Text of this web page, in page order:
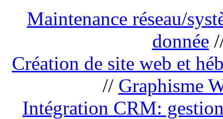
Maintenance réseau/
donnée
Création de site web et
// Graphisme
Intégration CRM: